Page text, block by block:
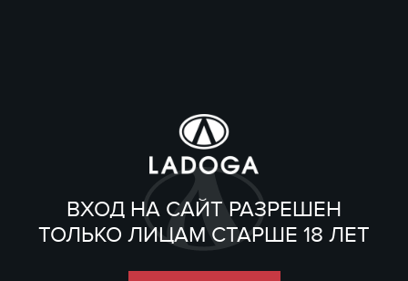
ВХОД НА САЙТ РАЗРЕШЕН
ТОЛЬКО ЛИЦАМ СТАРШЕ 18 ЛЕТ